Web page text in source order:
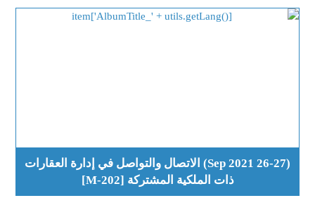
(26-27 Sep 2021) الاتصال والتواصل في إدارة العقارات
ذات الملكية المشتركة [M-202]